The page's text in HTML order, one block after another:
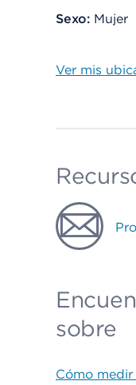
Sexo: Mujer
Ver mis
sobre
Cómo